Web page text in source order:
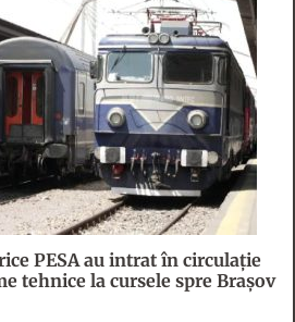
PESA au intrat în circulație
tehnice la cursele spre Brașov